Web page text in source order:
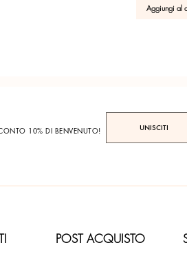
Aggiungi al
10% DI BENVENUTO! UNISCITI
POST ACQUISTO